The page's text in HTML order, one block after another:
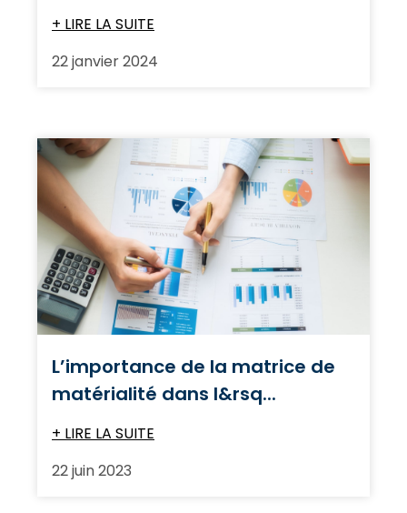
+ LIRE LA SUITE
22 janvier 2024
L’importance de la matrice de
matérialité dans l&rsq...
+ LIRE LA SUITE
22 juin 2023